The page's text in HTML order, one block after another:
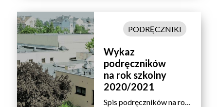
PODRĘCZNIKI
Wykaz
podręczników
na rok szkolny
2020/2021
Spis podręczników n​a rok szkolny 2020/2021 – według przedmiotów. Uwaga:Z zakupem podręczników do języków obcych dla uczniów klas pierwszych prosimy poczekać do września. Pełną informację przekażemy po sprawdzianach poziomujących z języków. Wyboru przedmiotu dokonujemy na dole arkusza.